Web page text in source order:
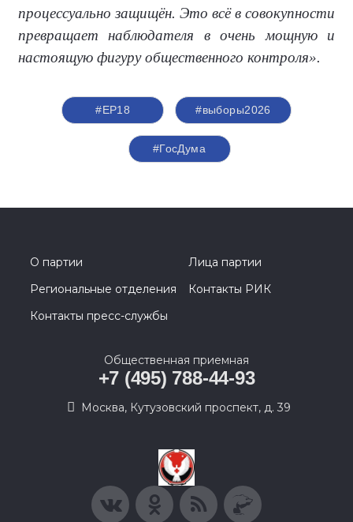
процессуально защищён. Это всё в совокупности
превращает наблюдателя в очень мощную и
настоящую фигуру общественного контроля».
#ЕР18 #выборы2026
#ГосДума
О партии
Лица партии
Региональные отделения
Контакты РИК
Контакты пресс-службы
Общественная приемная
+7 (495) 788-44-93
Москва, Кутузовский проспект, д. 39